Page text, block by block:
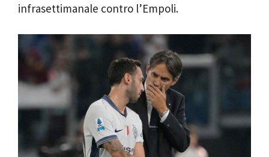
infrasettimanale contro l’Empoli.